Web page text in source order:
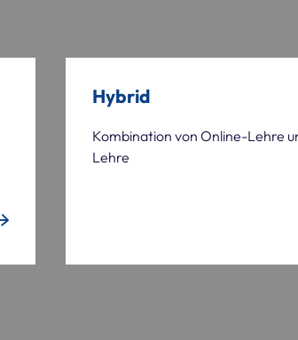
Hybrid
Kombination von Online-Lehre
Lehre